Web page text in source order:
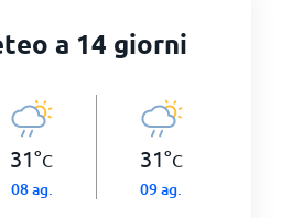
a 14 giorni
31°C
08 ag.
31°C
09 ag.